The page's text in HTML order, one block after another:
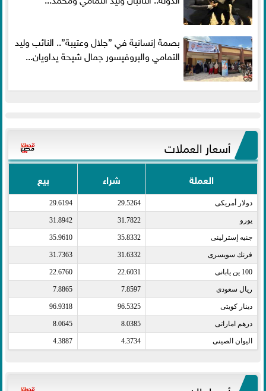
بصمة إنسانية في ”جلال وعتيبة”.. النائب وليد
التمامي والبروفيسور جمال شيحة يداويان...
أسعار العملات
العملة شراء بيع
دولار أمريكى​ 29.5264
29.6194
يورو​ 31.7822
31.8942
جنيه إسترلينى​ 35.8332
35.9610
فرنك سويسرى​ 31.6332
31.7363
100 ين يابانى​ 22.6031
22.6760
ريال سعودى​ 7.8597
7.8865
دينار كويتى​ 96.5325
96.9318
درهم اماراتى​ 8.0385
8.0645
اليوان الصينى​ 4.3734
4.3887